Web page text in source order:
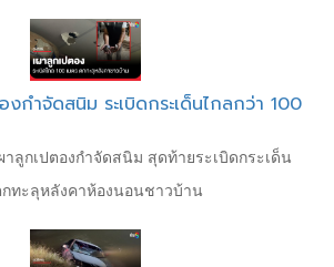
งกำจัดสนิม ระเบิดกระเด็นไกลกว่า 100
าลูกเปตองกำจัดสนิม สุดท้ายระเบิดกระเด็น
กทะลุหลังคาห้องนอนชาวบ้าน